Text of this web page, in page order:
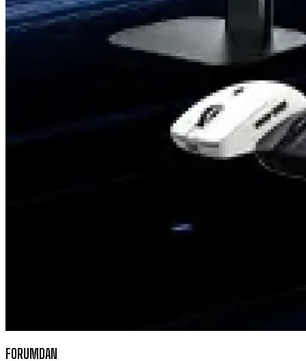
FORUMDAN